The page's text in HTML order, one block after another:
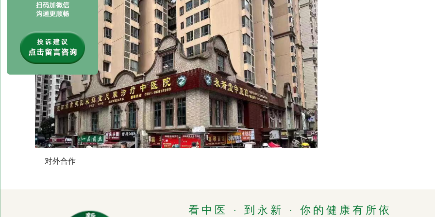
对外合作
看中医 · 到永新 · 你的健康有所依